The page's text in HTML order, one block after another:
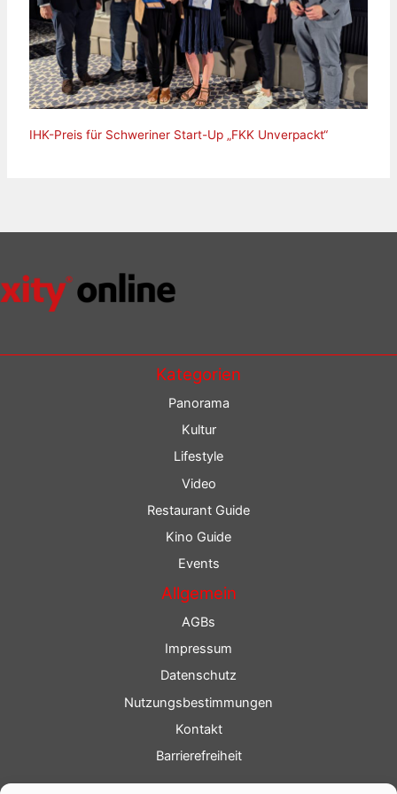
IHK-Preis für Schweriner Start-Up „FKK Unverpackt“
Kategorien
Panorama
Kultur
Lifestyle
Video
Restaurant Guide
Kino Guide
Events
Allgemein
AGBs
Impressum
Datenschutz
Nutzungsbestimmungen
Kontakt
Barrierefreiheit